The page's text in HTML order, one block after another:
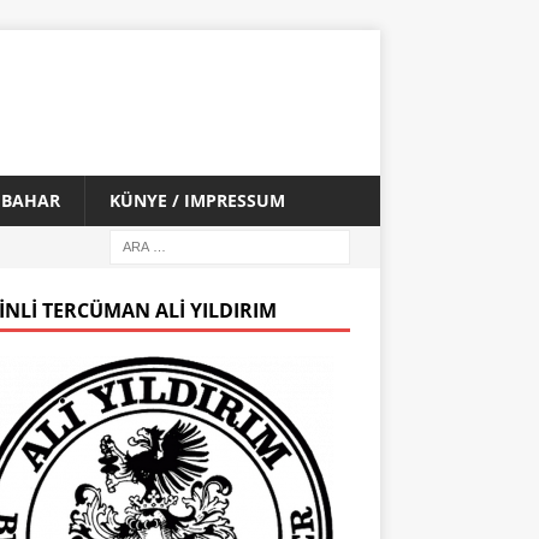
KÜNYE / IMPRESSUM
TERCÜMAN ALI YILDIRIM